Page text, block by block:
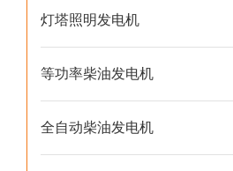
灯塔照明发电机
等功率柴油发电机
全自动柴油发电机